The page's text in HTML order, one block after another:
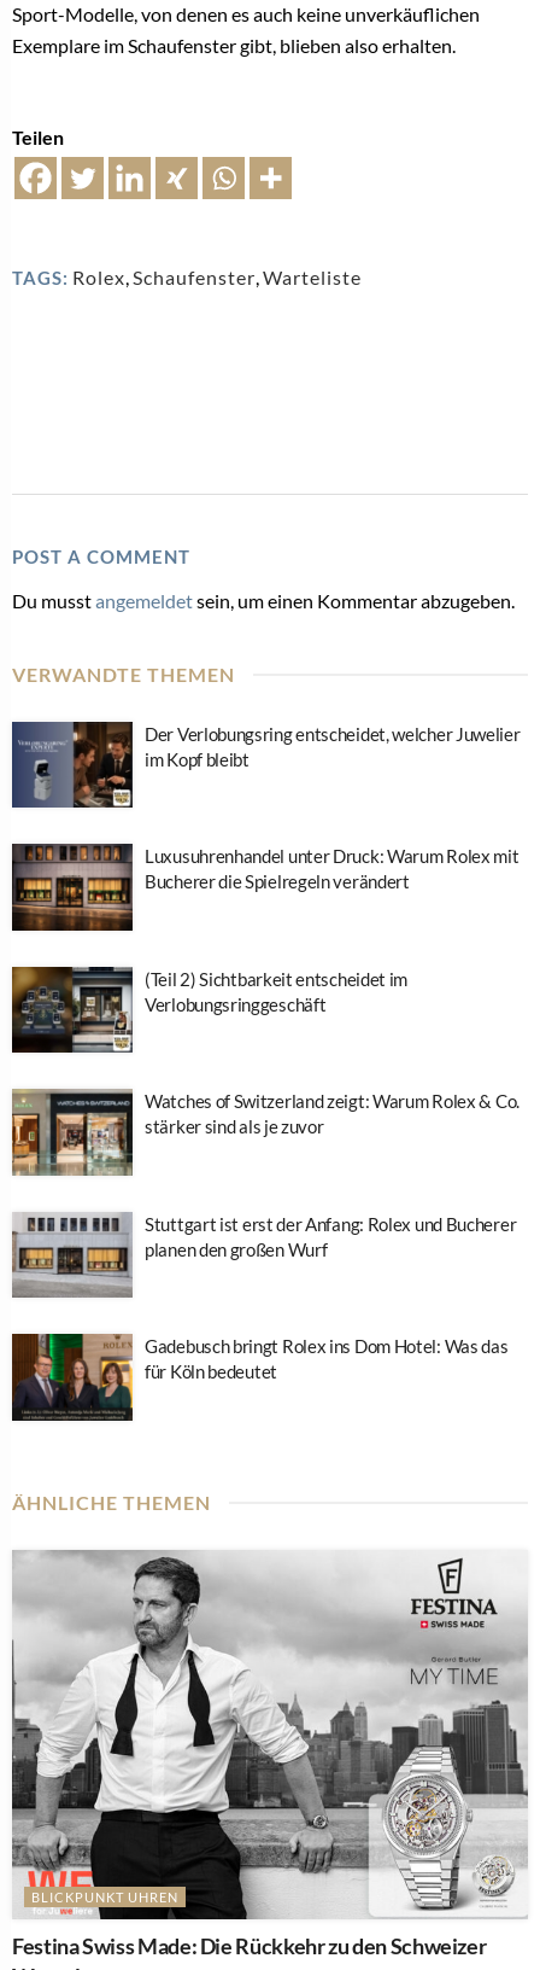
Sport-Modelle, von denen es auch keine unverkäuflichen
Exemplare im Schaufenster gibt, blieben also erhalten.
Teilen
TAGS: Rolex,Schaufenster,Warteliste
POST A COMMENT
Du musstangemeldetsein, um einen Kommentar abzugeben.
VERWANDTE THEMEN
Der Verlobungsring entscheidet, welcher Juwelier
im Kopf bleibt
Luxusuhrenhandel unter Druck: Warum Rolex mit
Bucherer die Spielregeln verändert
(Teil 2) Sichtbarkeit entscheidet im
Verlobungsringgeschäft
Watches of Switzerland zeigt: Warum Rolex & Co.
stärker sind als je zuvor
Stuttgart ist erst der Anfang: Rolex und Bucherer
planen den großen Wurf
Gadebusch bringt Rolex ins Dom Hotel: Was das
für Köln bedeutet
ÄHNLICHE THEMEN
BLICKPUNKT UHREN
Festina Swiss Made: Die Rückkehr zu den Schweizer